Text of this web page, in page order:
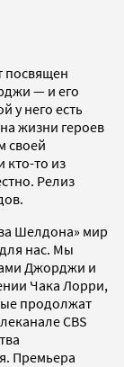
посвящен
— и его
у него есть
жизни героев
своей
кто-то из
Релиз
Шелдона» мир
нас. Мы
Джорджи и
Чака Лорри,
продолжат
CBS
Премьера